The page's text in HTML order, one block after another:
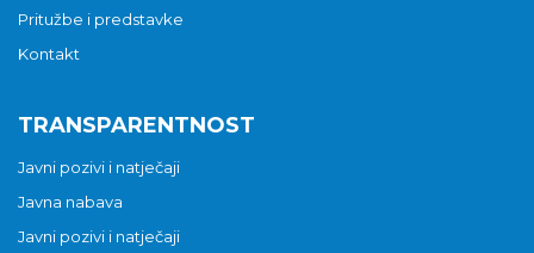
Pritužbe i predstavke
Kontakt
TRANSPARENTNOST
Javni pozivi i natječaji
Javna nabava
Javni pozivi i natječaji